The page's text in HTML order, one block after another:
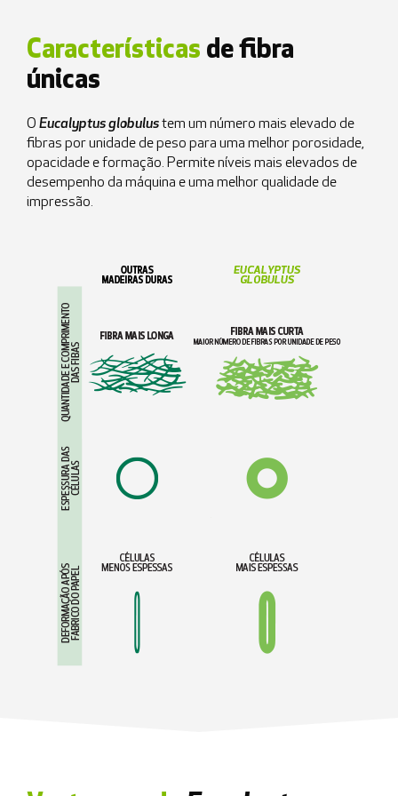
Características de fibra
únicas
O Eucalyptus globulustem um número mais elevado de
fibras por unidade de peso para uma melhor porosidade,
opacidade e formação. Permite níveis mais elevados de
desempenho da máquina e uma melhor qualidade de
impressão.